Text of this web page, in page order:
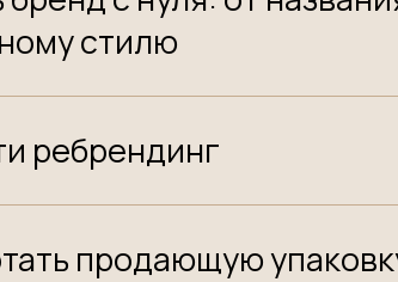
стилю
ребрендинг
продающую